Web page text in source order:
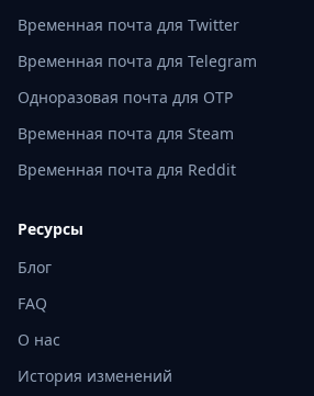
Временная почта для Twitter
Временная почта для Telegram
Одноразовая почта для OTP
Временная почта для Steam
Временная почта для Reddit
Ресурсы
Блог
FAQ
О нас
История изменений